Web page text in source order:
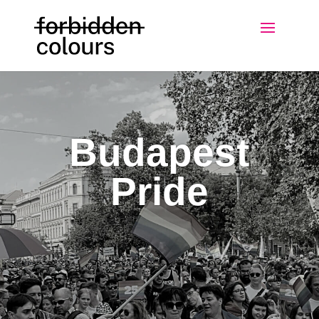
Budapest
Pride